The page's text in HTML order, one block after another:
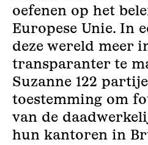
oefenen op het
Europese Unie. In
deze wereld meer
transparanter te
Suzanne 122
toestemming om
van de
hun kantoren in